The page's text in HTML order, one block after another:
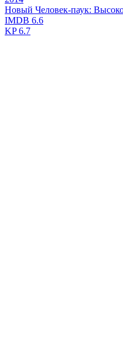
Новый Человек-паук:
IMDB 6.6
KP6.7